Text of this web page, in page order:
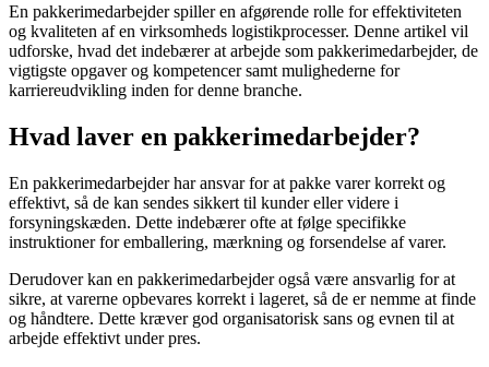
En pakkerimedarbejder spiller en afgørende rolle for effektiviteten
og kvaliteten af en virksomheds logistikprocesser. Denne artikel vil
udforske, hvad det indebærer at arbejde som pakkerimedarbejder, de
vigtigste opgaver og kompetencer samt mulighederne for
karriereudvikling inden for denne branche.
Hvad laver en pakkerimedarbejder?
En pakkerimedarbejder har ansvar for at pakke varer korrekt og
effektivt, så de kan sendes sikkert til kunder eller videre i
forsyningskæden. Dette indebærer ofte at følge specifikke
instruktioner for emballering, mærkning og forsendelse af varer.
Derudover kan en pakkerimedarbejder også være ansvarlig for at
sikre, at varerne opbevares korrekt i lageret, så de er nemme at finde
og håndtere. Dette kræver god organisatorisk sans og evnen til at
arbejde effektivt under pres.